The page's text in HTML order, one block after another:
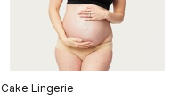
Cake Lingerie